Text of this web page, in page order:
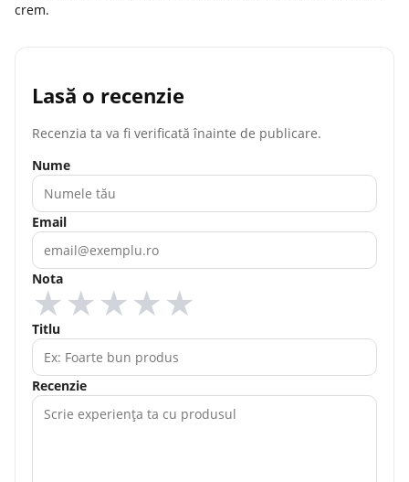
crem.
Lasă o recenzie
Recenzia ta va fi verificată înainte de publicare.
Nume
Email
Nota
★
★
★
★
★
Titlu
Recenzie